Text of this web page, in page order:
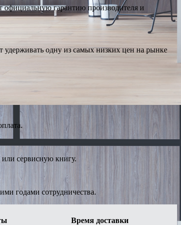
официальную гарантию производителя и
одну из самых низких цен на рынке
сервисную книгу.
годами сотрудничества.
Время доставки